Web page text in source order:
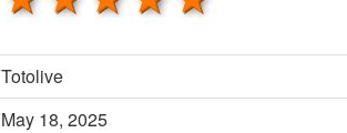
Totolive
May 18, 2025